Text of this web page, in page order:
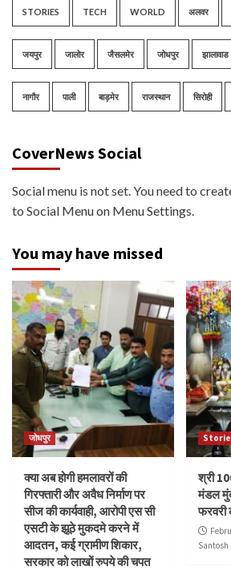
STORIES TECH WORLD अलवर
जयपुर जालोर जैसलमेर जोधपुर झालावाड
नागौर पाली बाड़मेर राजस्थान सिरोही
CoverNews Social
Social menu is not set. You need to
to Social Menu on Menu Settings.
You may have missed
जोधपुर
क्या अब होगी हमलावरों की
गिरफ्तारी और अवैध निर्माण पर
सीज की कार्यवाही, आरोपी एस सी
एसटी के झूठे मुकदमे करने में
आदतन, कई ग्रामीण शिकार,
सरकार को लाखों रुपये की चपत
श्री
मंडल
फरवरी
Santosh